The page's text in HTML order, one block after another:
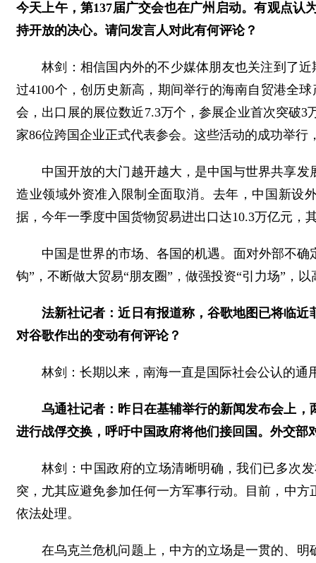
今天上午，第137届广交会也在广州启动。有观点
持开放的决心。请问发言人对此有何评论？
林剑：相信国内外的不少媒体朋友也关注到了
过4100个，创历史新高，期间举行的海南自贸港全
会，出口展的展位数近7.3万个，参展企业首次突破
家86位跨国企业正式代表参会。这些活动的成功举
中国开放的大门越开越大，是中国与世界共享
造业领域外资准入限制全面取消。去年，中国新设
据，今年一季度中国货物贸易进出口达10.3万亿元，
中国是世界的市场、各国的机遇。面对外部不确
钩”，不断做大贸易“朋友圈”，做强投资“引力场”，
法新社记者：近日有报道称，谷歌地图已将临
对谷歌作出的变动有何评论？
林剑：长期以来，南海一直是国际社会公认的
乌通社记者：昨日在基辅举行的新闻发布会上
进行战俘交换，呼吁中国政府将他们接回国。外交部
林剑：中国政府的立场清晰明确，我们已多次
突，尤其应避免参加任何一方军事行动。目前，中
依法处理。
在乌克兰危机问题上，中方的立场是一贯的、